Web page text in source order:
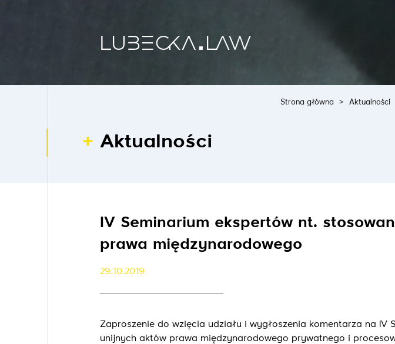
Strona główna > Aktualności
Aktualności
IV Seminarium ekspertów nt.
prawa międzynarodowego
29.10.2019
Zaproszenie do wzięcia udziału i wygłoszenia komentarza na IV
unijnych aktów prawa międzynarodowego prywatnego i